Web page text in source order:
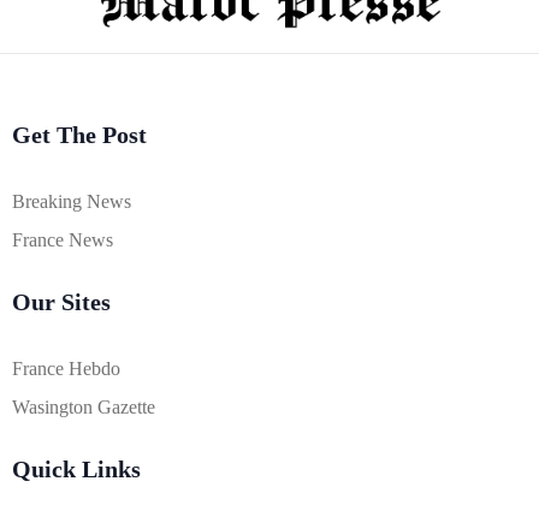
Get The Post
Breaking News
France News
Our Sites
France Hebdo
Wasington Gazette
Quick Links